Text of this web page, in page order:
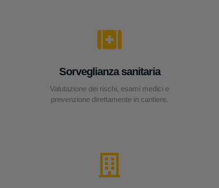
Sorveglianza sanitaria
Valutazione dei rischi, esami medici e
prevenzione direttamente in cantiere.